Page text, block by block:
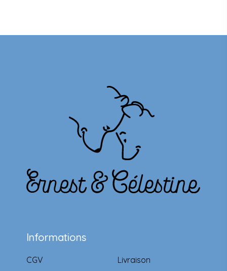
Informations
CGV
Livraison